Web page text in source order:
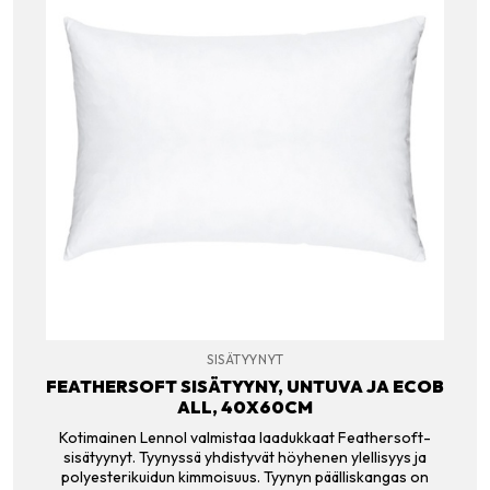
SISÄTYYNYT
FEATHERSOFT SISÄTYYNY, UNTUVA JA ECOB
ALL, 40X60CM
Kotimainen Lennol valmistaa laadukkaat Feathersoft-
sisätyynyt. Tyynyssä yhdistyvät höyhenen ylellisyys ja
polyesterikuidun kimmoisuus. Tyynyn päälliskangas on